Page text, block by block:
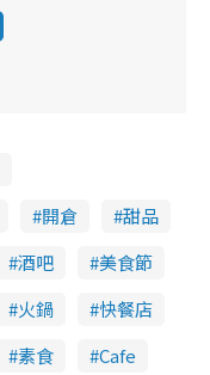
開倉
甜品
酒吧
美食節
火鍋
快餐店
素食 Cafe